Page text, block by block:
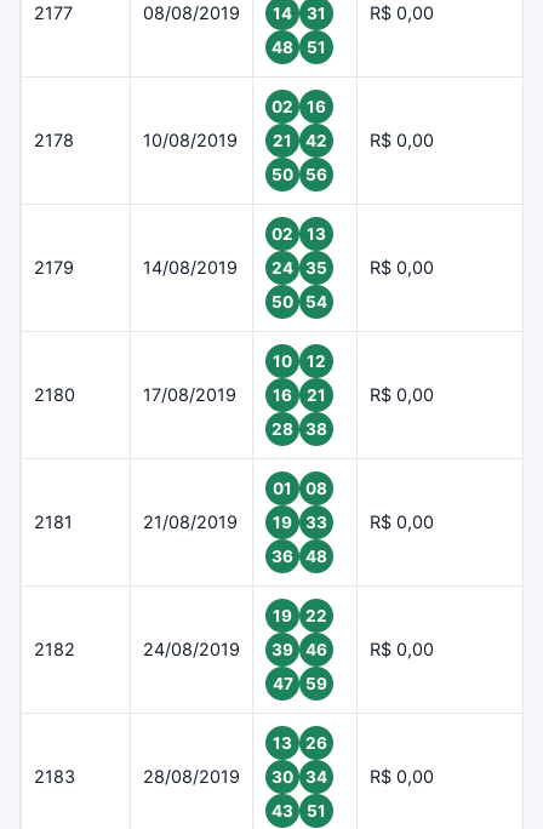
2177 08/08/2019
14
31
48
51
R$ 0,00
2178 10/08/2019
02
16
21
42
50
56
R$ 0,00
2179 14/08/2019
02
13
24
35
50
54
R$ 0,00
2180 17/08/2019
10
12
16
21
28
38
R$ 0,00
2181 21/08/2019
01
08
19
33
36
48
R$ 0,00
2182 24/08/2019
19
22
39
46
47
59
R$ 0,00
2183 28/08/2019
13
26
30
34
43
51
R$ 0,00